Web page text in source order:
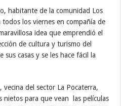
habitante de la comunidad Los
los viernes en compañía de
idea que emprendió el
de cultura y turismo del
sus casas y se les hace fácil la
del sector La Pocaterra,
nietos para que vean las películas